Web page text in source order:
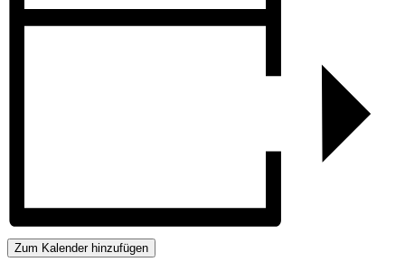
Zum Kalender hinzufügen